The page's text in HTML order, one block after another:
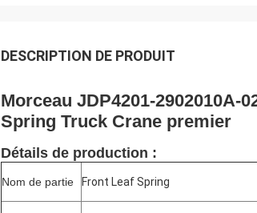
DESCRIPTION DE PRODUIT
Morceau JDP4201-2902010A-
Spring Truck Crane premier
Détails de production :
Nom de partie Front Leaf Spring